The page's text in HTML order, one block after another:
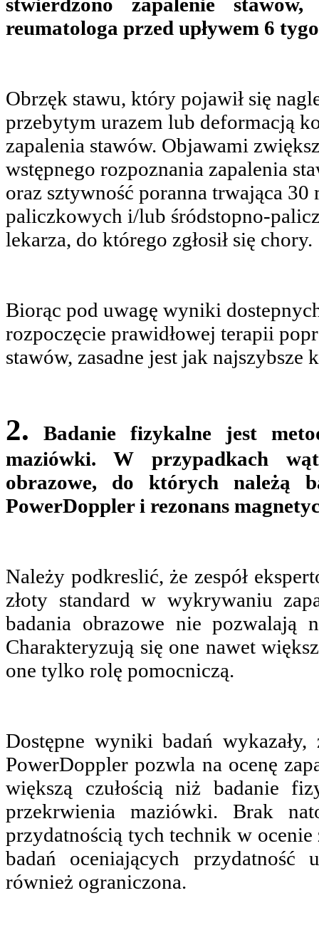
reumatologa przed upływem 6
Obrzęk stawu, który pojawił się
przebytym urazem lub deformacją
zapalenia stawów. Objawami
wstępnego rozpoznania zapalenia
oraz sztywność poranna trwająca
paliczkowych i/lub śródstopno-
lekarza, do którego zgłosił się chory.
Biorąc pod uwagę wyniki
rozpoczęcie prawidłowej terapii
stawów, zasadne jest jak
2.
Badanie fizykalne jest
maziówki. W przypadkach
obrazowe, do których należą
PowerDoppler i rezonans
Należy podkreslić, że zespół
złoty standard w wykrywaniu
badania obrazowe nie pozwalają
Charakteryzują się one nawet
one tylko rolę pomocniczą.
Dostępne wyniki badań
PowerDoppler pozwla na ocenę
większą czułością niż badanie
przekrwienia maziówki. Brak
przydatnością tych technik w
badań oceniających
również ograniczona.